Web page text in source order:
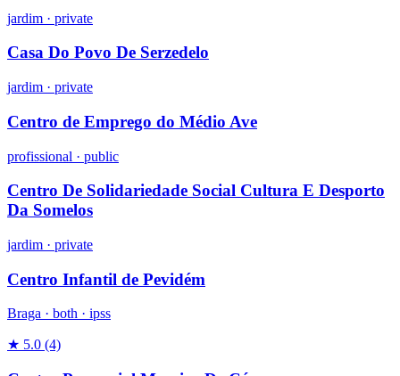
jardim · private
Casa Do Povo De Serzedelo
jardim · private
Centro de Emprego do Médio Ave
profissional · public
Centro De Solidariedade Social Cultura E Desporto
Da Somelos
jardim · private
Centro Infantil de Pevidém
Braga · both · ipss
★ 5.0 (4)